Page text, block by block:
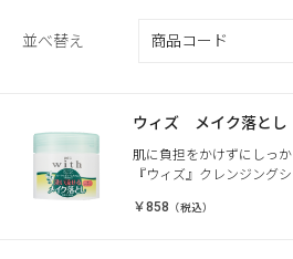
並べ替え
ウィズ メイク落と
肌に負担をかけずにしっ
『ウィズ』クレンジングシ
￥858 （税込）